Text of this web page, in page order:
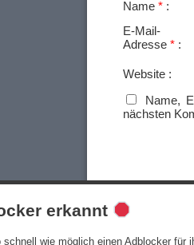
Name *
E-Mail-
Adresse *
Website
Name,
nächsten
erkannt
wie möglich einen Adblocker